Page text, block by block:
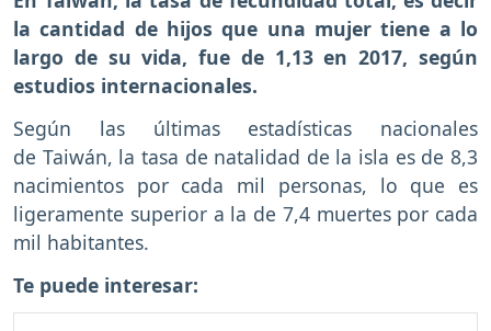
la cantidad de hijos que una mujer tiene a lo
largo de su vida, fue de 1,13 en 2017, según
estudios internacionales.
Según las últimas estadísticas nacionales
de Taiwán, la tasa de natalidad de la isla es de 8,3
nacimientos por cada mil personas, lo que es
ligeramente superior a la de 7,4 muertes por cada
mil habitantes.
Te puede interesar: